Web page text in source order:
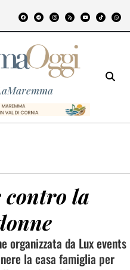
la
organizzata da Lux events
la casa famiglia per